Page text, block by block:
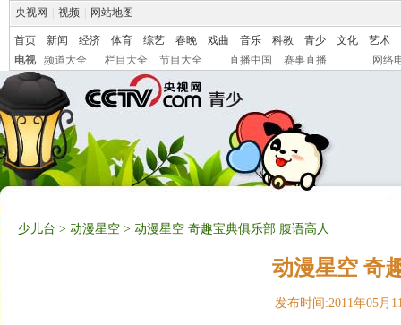
央视网 视频 网站地图
首页 新闻 经济 体育 综艺 春晚 戏曲 音乐 科教 青少 文化
艺术
电视
频道大全 栏目大全 节目大全 直播中国 赛事直播 网络
少儿台 > 动漫星空 > 动漫星空 奇趣宝典俱乐部 腹语高人
动漫星空 奇
发布时间:2011年05月